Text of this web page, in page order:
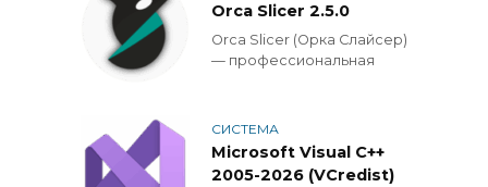
Orca Slicer 2.5.0
Orca Slicer (Орка Слайсер)
— профессиональная
СИСТЕМА
Microsoft Visual C++
2005-2026 (VCredist)